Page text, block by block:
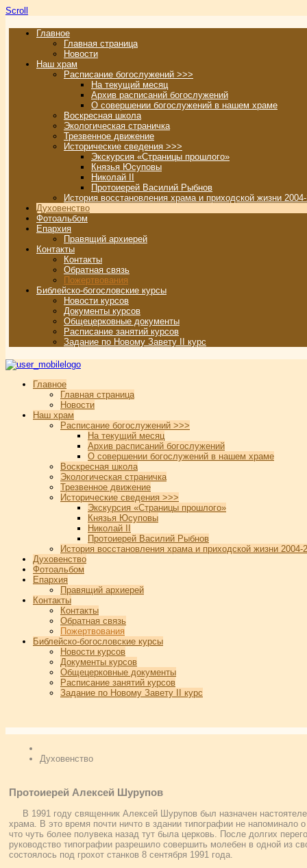
Scroll
Главное
Главная страница
Новости
Наш храм
Расписание богослужений >>>
На текущий месяц
Архив расписаний богослужений
О совершении богослужений в нашем храме
Воскресная школа
Экологическая страничка
Трезвенное движение
Исторические сведения >>>
Экскурсия «Страницы прошлого»
Князья Юсуповы
Николай II
Протоиерей Василий Рыбнов
История восстановления храма и приходской жизни
Духовенство
Фотоальбом
Епархия
Правящий архиерей
Контакты
Контакты
Обратная связь
Пожертвования
Библейско-богословские курсы
Новости курсов
Документы курсов
Общецерковные документы
Расписание занятий курсов
Задание по Новому Завету II курс
Главное
Главная страница
Новости
Наш храм
Расписание богослужений >>>
На текущий месяц
Архив расписаний богослужений
О совершении богослужений в нашем храме
Воскресная школа
Экологическая страничка
Трезвенное движение
Исторические сведения >>>
Экскурсия «Страницы прошлого»
Князья Юсуповы
Николай II
Протоиерей Василий Рыбнов
История восстановления храма и приходской жизни 2004-
Духовенство
Фотоальбом
Епархия
Правящий архиерей
Контакты
Контакты
Обратная связь
Пожертвования
Библейско-богословские курсы
Новости курсов
Документы курсов
Общецерковные документы
Расписание занятий курсов
Задание по Новому Завету II курс
Духовенство
Протоиерей Алексей Шурупов
В 1991 году священник Алексей Шурупов был назначен
храма. В это время почти ничто в здании типографии не напоминало
что чуть более полувека назад тут была церковь. После долгих
руководство типографии разрешило совершить молебен в одной из
состоялось под грохот станков 8 сентября 1991 года.